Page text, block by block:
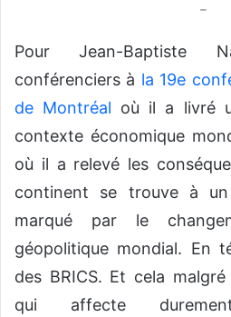
–
Pour Jean-Baptiste
conférenciers à la 19e
de Montréal où il a livré
contexte économique
où il a relevé les
continent se trouve à
marqué par le
géopolitique mondial. En
des BRICS. Et cela
qui affecte